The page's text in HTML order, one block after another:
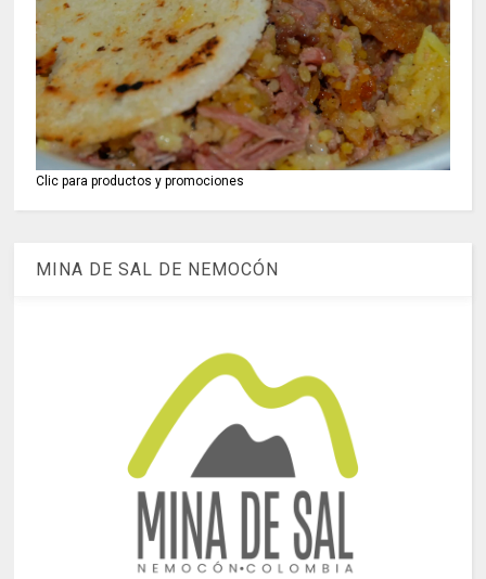
Clic para productos y promociones
MINA DE SAL DE NEMOCÓN